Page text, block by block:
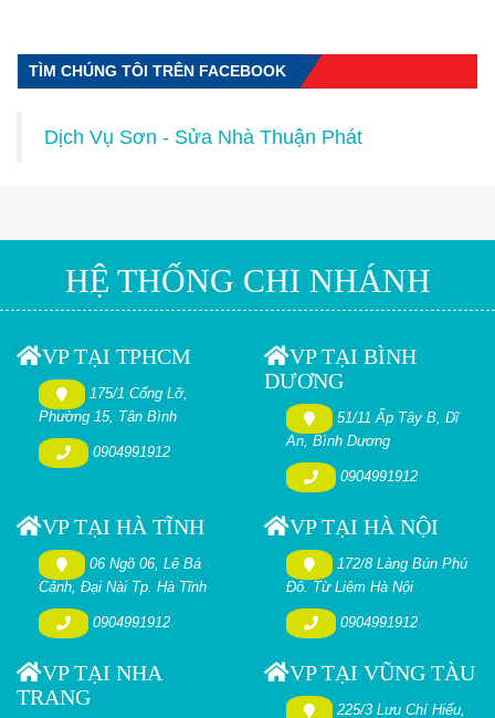
TÌM CHÚNG TÔI TRÊN FACEBOOK
Dịch Vụ Sơn - Sửa Nhà Thuận Phát
HỆ THỐNG CHI NHÁNH
VP TẠI TPHCM
175/1 Cống Lỡ,
Phường 15, Tân Bình
0904991912
VP TẠI BÌNH
DƯƠNG
51/11 Ấp Tây B, Dĩ
An, Bình Dương
0904991912
VP TẠI HÀ TĨNH
06 Ngõ 06, Lê Bá
Cảnh, Đại Nài Tp. Hà Tĩnh
0904991912
VP TẠI HÀ NỘI
172/8 Làng Bún Phú
Đô. Từ Liêm Hà Nội
0904991912
VP TẠI NHA
TRANG
VP TẠI VŨNG TÀU
225/3 Lưu Chí Hiếu,